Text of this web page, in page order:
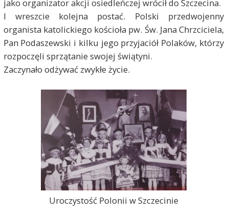
jako organizator akcji osiedleńczej wrócił do Szczecina.
I wreszcie kolejna postać. Polski przedwojenny
organista katolickiego kościoła pw. Św. Jana Chrzciciela,
Pan Podaszewski i kilku jego przyjaciół Polaków, którzy
rozpoczęli sprzątanie swojej świątyni.
Zaczynało odżywać zwykłe życie.
Uroczystość Polonii w Szczecinie